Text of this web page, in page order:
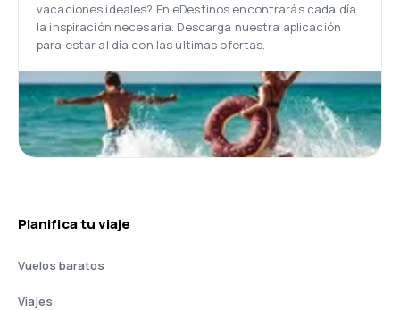
vacaciones ideales? En eDestinos encontrarás cada día
la inspiración necesaria. Descarga nuestra aplicación
para estar al día con las últimas ofertas.
Planifica tu viaje
Vuelos baratos
Viajes